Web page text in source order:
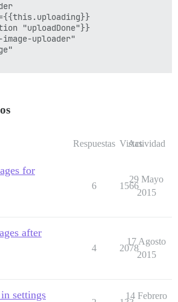
"uploadDone"}}
uploader"
Respuestas Vistas
Actividad
for
6 1566
29 Mayo
2015
after
4 2078
17 Agosto
2015
settings
14 Febrero